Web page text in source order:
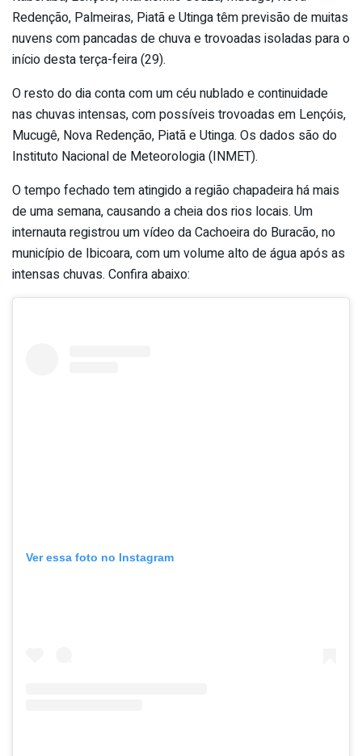
Redenção, Palmeiras, Piatã e Utinga têm previsão de muitas
nuvens com pancadas de chuva e trovoadas isoladas para o
início desta terça-feira (29).
O resto do dia conta com um céu nublado e continuidade
nas chuvas intensas, com possíveis trovoadas em Lençóis,
Mucugê, Nova Redenção, Piatã e Utinga. Os dados são do
Instituto Nacional de Meteorologia (INMET).
O tempo fechado tem atingido a região chapadeira há mais
de uma semana, causando a cheia dos rios locais. Um
internauta registrou um vídeo da Cachoeira do Buracão, no
município de Ibicoara, com um volume alto de água após as
intensas chuvas. Confira abaixo:
Ver essa foto no Instagram